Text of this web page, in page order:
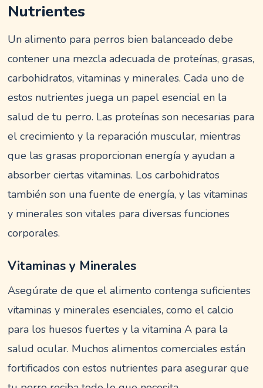
Nutrientes
Un alimento para perros bien balanceado debe
contener una mezcla adecuada de proteínas, grasas,
carbohidratos, vitaminas y minerales. Cada uno de
estos nutrientes juega un papel esencial en la
salud de tu perro. Las proteínas son necesarias para
el crecimiento y la reparación muscular, mientras
que las grasas proporcionan energía y ayudan a
absorber ciertas vitaminas. Los carbohidratos
también son una fuente de energía, y las vitaminas
y minerales son vitales para diversas funciones
corporales.
Vitaminas y Minerales
Asegúrate de que el alimento contenga suficientes
vitaminas y minerales esenciales, como el calcio
para los huesos fuertes y la vitamina A para la
salud ocular. Muchos alimentos comerciales están
fortificados con estos nutrientes para asegurar que